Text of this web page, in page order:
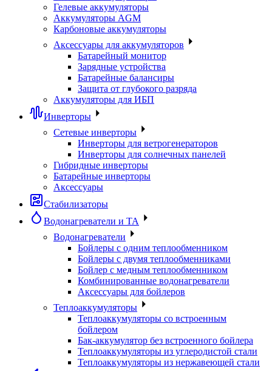
Гелевые аккумуляторы
Аккумуляторы AGM
Карбоновые аккумуляторы
Аксессуары для аккумуляторов
Батарейный монитор
Зарядные устройства
Батарейные балансиры
Защита от глубокого разряда
Аккумуляторы для ИБП
Инверторы
Сетевые инверторы
Инверторы для ветрогенераторов
Инверторы для солнечных панелей
Гибридные инверторы
Батарейные инверторы
Аксессуары
Стабилизаторы
Водонагреватели и ТА
Водонагреватели
Бойлеры с одним теплообменником
Бойлеры с двумя теплообменниками
Бойлер с медным теплообменником
Комбинированные водонагреватели
Аксессуары для бойлеров
Теплоаккумуляторы
Теплоаккумуляторы со встроенным
бойлером
Бак-аккумулятор без встроенного бойлера
Теплоаккумуляторы из углеродистой стали
Теплоаккумуляторы из нержавеющей стали